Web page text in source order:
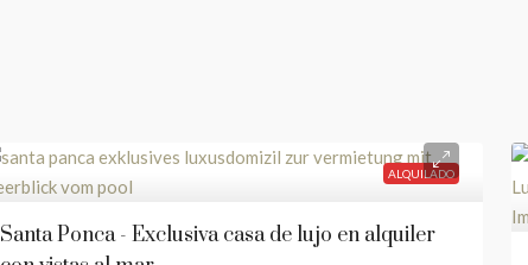
ALQUILADO
Santa Ponca - Exclusiva casa de lujo en alquiler